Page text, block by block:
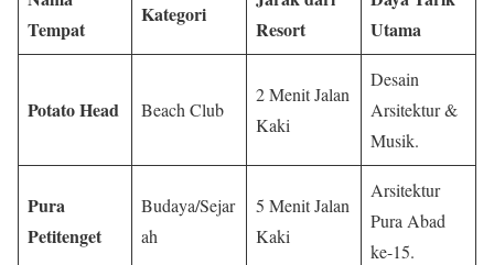
Tempat
Kategori
Resort
Utama
Potato Head Beach Club
2 Menit Jalan
Kaki
Desain
Arsitektur &
Musik.
Pura
Petitenget
Budaya/Sejar
ah
5 Menit Jalan
Kaki
Arsitektur
Pura Abad
ke-15.